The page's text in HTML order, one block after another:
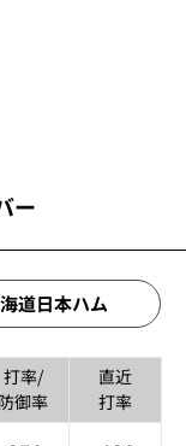
ー
道日本ハム
打率/
防御率
直近
打率